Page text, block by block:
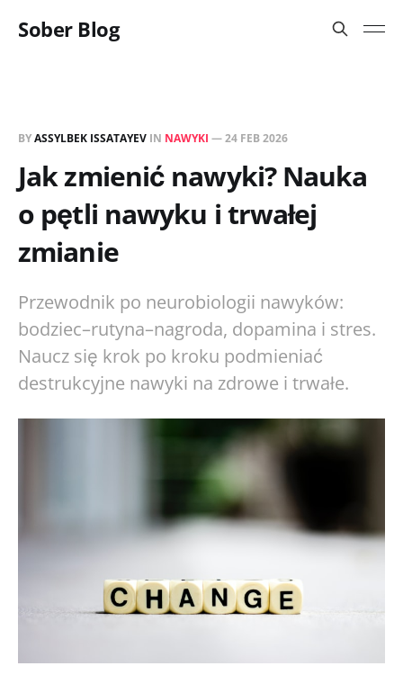
Sober Blog
BYASSYLBEK ISSATAYEV IN NAWYKI —24 FEB 2026
Jak zmienić nawyki? Nauka
o pętli nawyku i trwałej
zmianie
Przewodnik po neurobiologii nawyków:
bodziec–rutyna–nagroda, dopamina i stres.
Naucz się krok po kroku podmieniać
destrukcyjne nawyki na zdrowe i trwałe.